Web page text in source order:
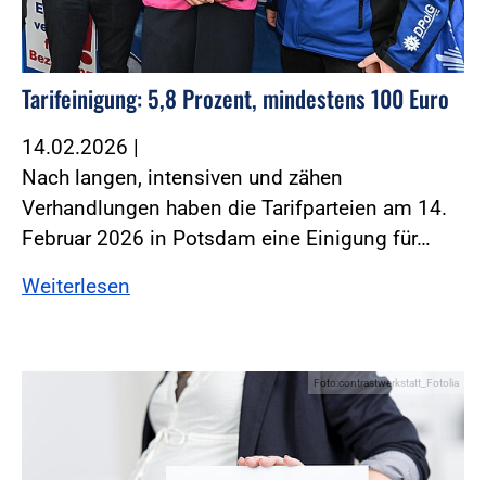
Tarifeinigung: 5,8 Prozent, mindestens 100 Euro
14.02.2026 |
Nach langen, intensiven und zähen
Verhandlungen haben die Tarifparteien am 14.
Februar 2026 in Potsdam eine Einigung für…
Weiterlesen
Foto:contrastwerkstatt_Fotolia